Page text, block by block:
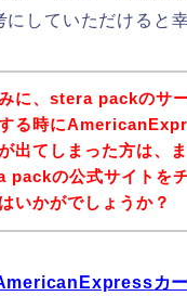
にしていただけると
に、stera packのサ
る時に
出てしまった方は、
packの公式サイトを
いかがでしょうか？
カー